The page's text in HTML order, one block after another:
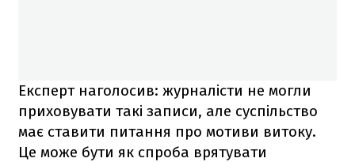
Експерт наголосив: журналісти не могли
приховувати такі записи, але суспільство
має ставити питання про мотиви витоку.
Це може бути як спроба врятувати